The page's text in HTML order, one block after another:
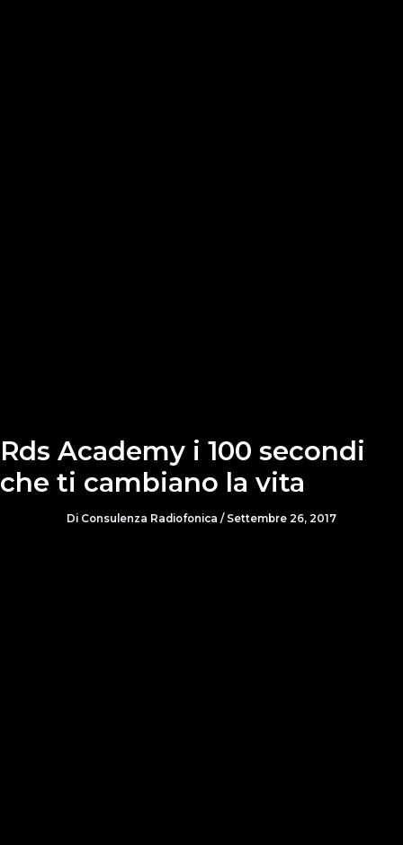
Rds Academy i 100 secondi
che ti cambiano la vita
Di Consulenza Radiofonica / Settembre 26, 2017